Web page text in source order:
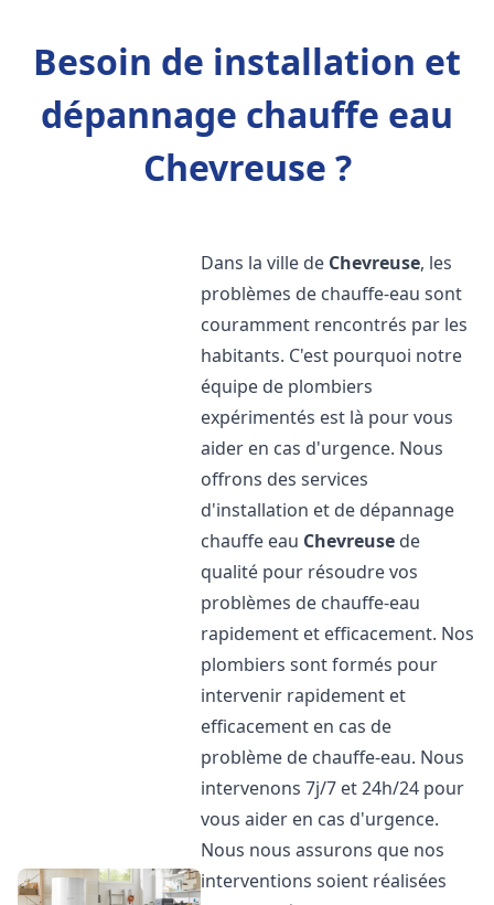
Besoin de installation et
dépannage chauffe eau
Chevreuse ?
Dans la ville de Chevreuse, les
problèmes de chauffe-eau sont
couramment rencontrés par les
habitants. C'est pourquoi notre
équipe de plombiers
expérimentés est là pour vous
aider en cas d'urgence. Nous
offrons des services
d'installation et de dépannage
chauffe eau Chevreuse de
qualité pour résoudre vos
problèmes de chauffe-eau
rapidement et efficacement. Nos
plombiers sont formés pour
intervenir rapidement et
efficacement en cas de
problème de chauffe-eau. Nous
intervenons 7j/7 et 24h/24 pour
vous aider en cas d'urgence.
Nous nous assurons que nos
interventions soient réalisées